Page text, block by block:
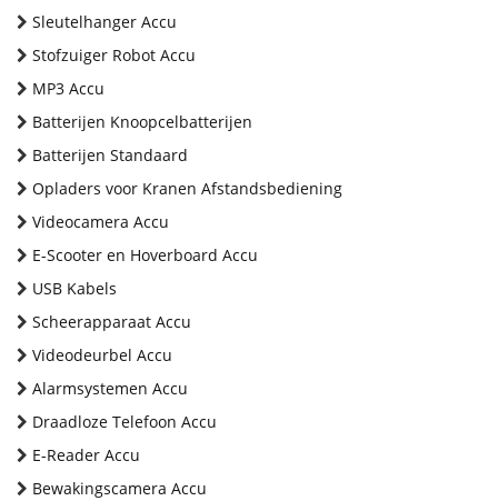
Sleutelhanger Accu
Stofzuiger Robot Accu
MP3 Accu
Batterijen Knoopcelbatterijen
Batterijen Standaard
Opladers voor Kranen Afstandsbediening
Videocamera Accu
E-Scooter en Hoverboard Accu
USB Kabels
Scheerapparaat Accu
Videodeurbel Accu
Alarmsystemen Accu
Draadloze Telefoon Accu
E-Reader Accu
Bewakingscamera Accu